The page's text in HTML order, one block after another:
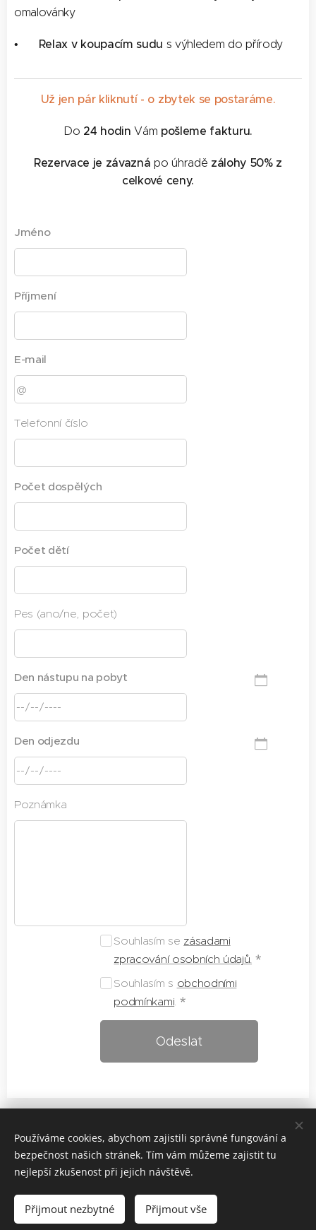
omalovánky
• 🧘‍♀️ Relax v koupacím sudu s výhledem do přírody
Už jen pár kliknutí - o zbytek se postaráme.
Do 24 hodin Vám pošleme fakturu.
Rezervace je závazná po úhradě zálohy 50% z
celkové ceny.
Jméno
Příjmení
E-mail
Telefonní číslo
Počet dospělých
Počet dětí
Pes (ano/ne, počet)
Den nástupu na pobyt
Den odjezdu
Poznámka
Souhlasím se zásadami
zpracování osobních údajů.
Souhlasím s obchodními
podmínkami.
Odeslat
Obchodní podmínky
Ochrana osobních údajů
Kontaktní údaje
Používáme cookies, abychom zajistili správné fungování a
bezpečnost našich stránek. Tím vám můžeme zajistit tu
nejlepší zkušenost při jejich návštěvě.
Přijmout nezbytné Přijmout vše